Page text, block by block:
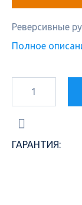
Реверсивные
Полное
ГАРАНТИЯ: